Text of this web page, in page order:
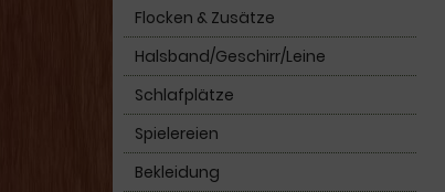
Flocken & Zusätze
Halsband/Geschirr/Leine
Schlafplätze
Spielereien
Bekleidung